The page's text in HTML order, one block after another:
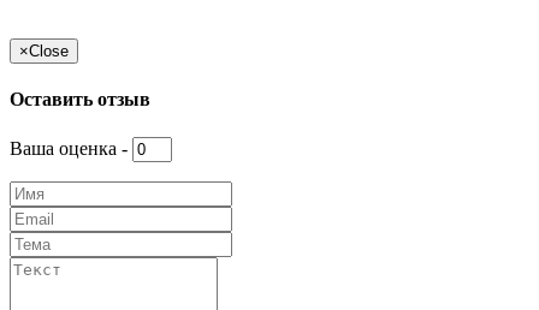
×Close
Оставить отзыв
Ваша оценка -